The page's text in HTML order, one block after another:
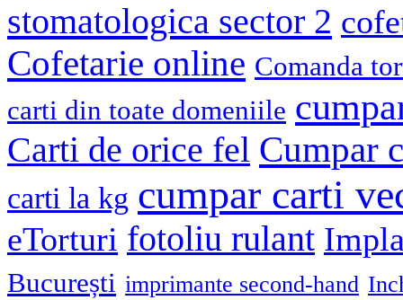
stomatologica sector 2
Cofetarie online Comanda
carti din toate domeniile
Carti de orice fel Cumpar
carti la kg cumpar carti
eTorturi fotoliu rulant
București imprimante second-hand